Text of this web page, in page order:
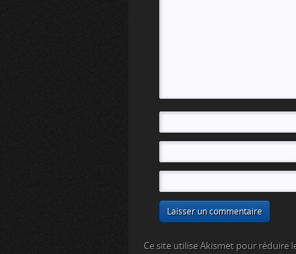
Ce site utilise Akismet pour réduire